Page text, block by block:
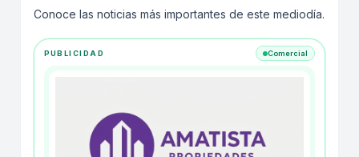
Conoce las noticias más importantes de este mediodía.
PUBLICIDAD Comercial